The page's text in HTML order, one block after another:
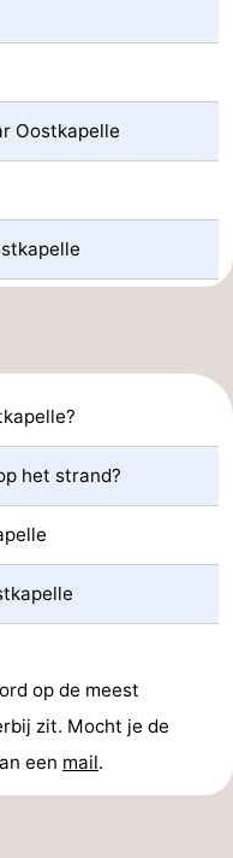
Oostkapelle
het strand?
op de meest
zit. Mocht je de
een mail.